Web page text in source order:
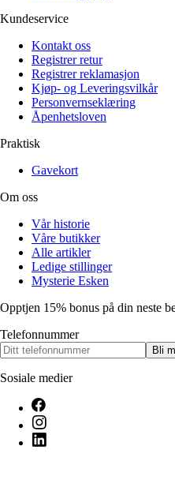
Kundeservice
Kontakt oss
Registrer retur
Registrer reklamasjon
Kjøp- og Leveringsvilkår
Personvernseklæring
Åpenhetsloven
Praktisk
Gavekort
Om oss
Vår historie
Våre butikker
Alle artikler
Ledige stillinger
Mysterie Esken
Opptjen 15% bonus på din neste
Telefonnummer
Bli
Sosiale medier